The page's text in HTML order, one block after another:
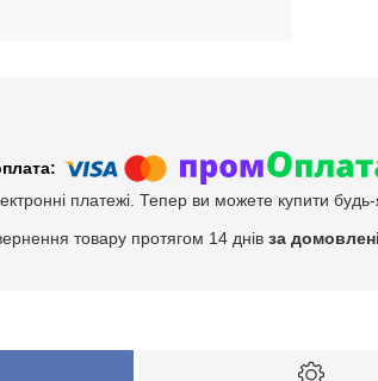
платежі. Тепер ви можете купити
товару протягом 14 днів за